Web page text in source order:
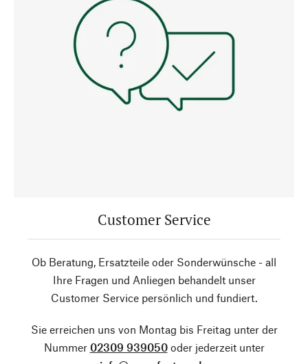
Customer Service
Ob Beratung, Ersatzteile oder Sonderwünsche - all
Ihre Fragen und Anliegen behandelt unser
Customer Service persönlich und fundiert.
Sie erreichen uns von Montag bis Freitag unter der
Nummer 02309 939050oder jederzeit unter